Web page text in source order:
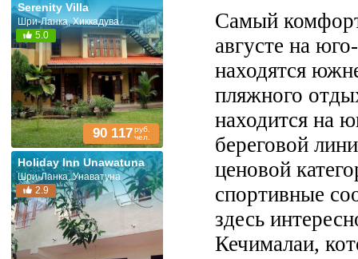
Serenity Villa
Шри-Ланка, Хиккадува
5.0
90 117руб.
чел.
Holiday Inn Unawatuna
Шри-Ланка, Унаватуна
2.9
Самый
августе на
находятся
пляжного
находится на
береговой
ценовой
спортивные
здесь
Кечималаи,